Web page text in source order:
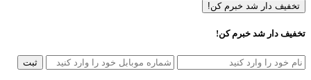
تخفیف دار شد خبرم کن!
تخفیف دار شد خبرم کن!
ثبت